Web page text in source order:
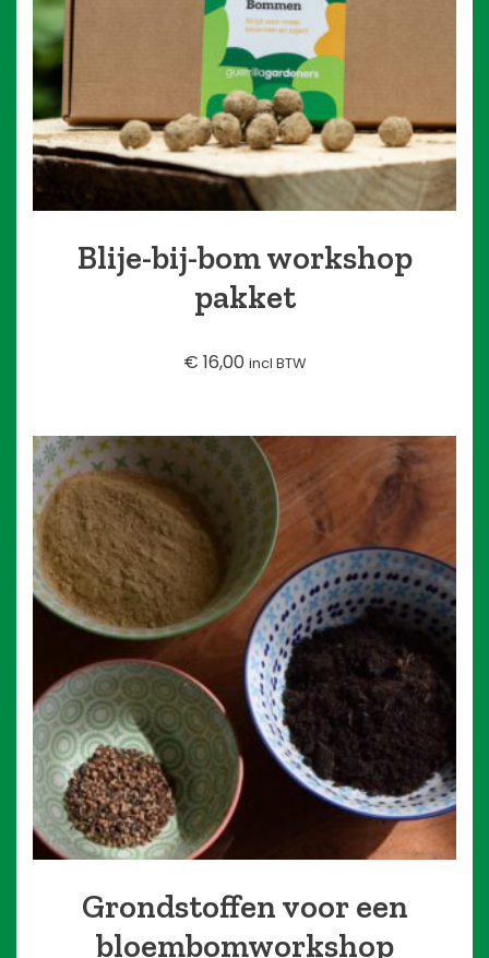
Blije-bij-bom workshop
pakket
€ 16,00 incl BTW
Grondstoffen voor een
bloembomworkshop